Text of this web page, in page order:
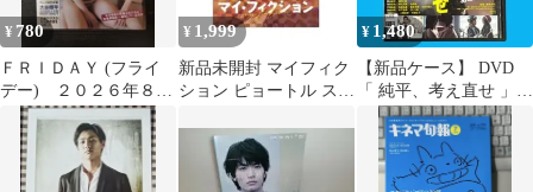
¥ 780
ＦＲＩＤＡＹ (フライ
デー) ２０２６年８月
７・１４日号
¥ 1,999
新品未開封 マイフィク
ション ピョートル ステ
¥ 1,480
【新品ケース】 DVD
「 純平、考え直せ 」
野村周平 柳ゆり菜 森岡
利行